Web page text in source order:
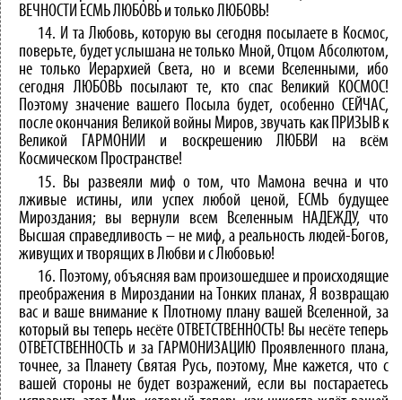
ВЕЧНОСТИ ЕСМЬ ЛЮБОВЬ и только ЛЮБОВЬ!
14. И та Любовь, которую вы сегодня посылаете в Космос,
поверьте, будет услышана не только Мной, Отцом Абсолютом,
не только Иерархией Света, но и всеми Вселенными, ибо
сегодня ЛЮБОВЬ посылают те, кто спас Великий КОСМОС!
Поэтому значение вашего Посыла будет, особенно СЕЙЧАС,
после окончания Великой войны Миров, звучать как ПРИЗЫВ к
Великой ГАРМОНИИ и воскрешению ЛЮБВИ на всём
Космическом Пространстве!
15. Вы развеяли миф о том, что Мамона вечна и что
лживые истины, или успех любой ценой, ЕСМЬ будущее
Мироздания; вы вернули всем Вселенным НАДЕЖДУ, что
Высшая справедливость – не миф, а реальность людей-Богов,
живущих и творящих в Любви и с Любовью!
16. Поэтому, объясняя вам произошедшее и происходящие
преображения в Мироздании на Тонких планах, Я возвращаю
вас и ваше внимание к Плотному плану вашей Вселенной, за
который вы теперь несёте ОТВЕТСТВЕННОСТЬ! Вы несёте теперь
ОТВЕТСТВЕННОСТЬ и за ГАРМОНИЗАЦИЮ Проявленного плана,
точнее, за Планету Святая Русь, поэтому, Мне кажется, что с
вашей стороны не будет возражений, если вы постараетесь